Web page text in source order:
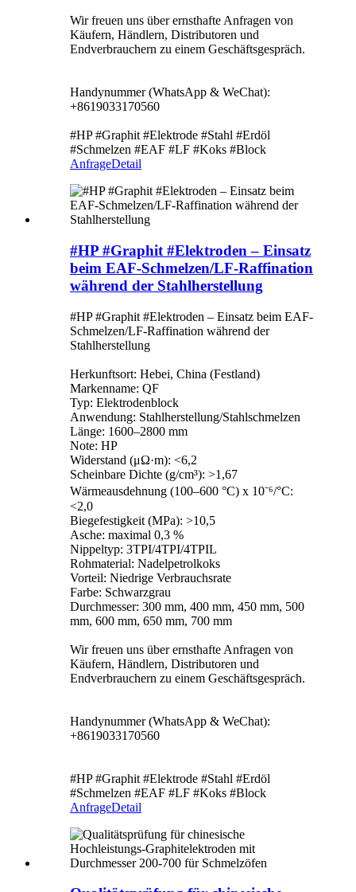
Wir freuen uns über ernsthafte Anfragen von
Käufern, Händlern, Distributoren und
Endverbrauchern zu einem Geschäftsgespräch.
Handynummer (WhatsApp & WeChat):
+8619033170560
#HP #Graphit #Elektrode #Stahl #Erdöl
#Schmelzen #EAF #LF #Koks #Block
AnfrageDetail
#HP #Graphit #Elektroden – Einsatz
beim EAF-Schmelzen/LF-Raffination
während der Stahlherstellung
#HP #Graphit #Elektroden – Einsatz beim EAF-
Schmelzen/LF-Raffination während der
Stahlherstellung
Herkunftsort: Hebei, China (Festland)
Markenname: QF
Typ: Elektrodenblock
Anwendung: Stahlherstellung/Stahlschmelzen
Länge: 1600–2800 mm
Note: HP
Widerstand (μΩ·m): <6,2
Scheinbare Dichte (g/cm³): >1,67
Wärmeausdehnung (100–600 °C) x 10⁻⁶/°C:
<2,0
Biegefestigkeit (MPa): >10,5
Asche: maximal 0,3 %
Nippeltyp: 3TPI/4TPI/4TPIL
Rohmaterial: Nadelpetrolkoks
Vorteil: Niedrige Verbrauchsrate
Farbe: Schwarzgrau
Durchmesser: 300 mm, 400 mm, 450 mm, 500
mm, 600 mm, 650 mm, 700 mm
Wir freuen uns über ernsthafte Anfragen von
Käufern, Händlern, Distributoren und
Endverbrauchern zu einem Geschäftsgespräch.
Handynummer (WhatsApp & WeChat):
+8619033170560
#HP #Graphit #Elektrode #Stahl #Erdöl
#Schmelzen #EAF #LF #Koks #Block
AnfrageDetail